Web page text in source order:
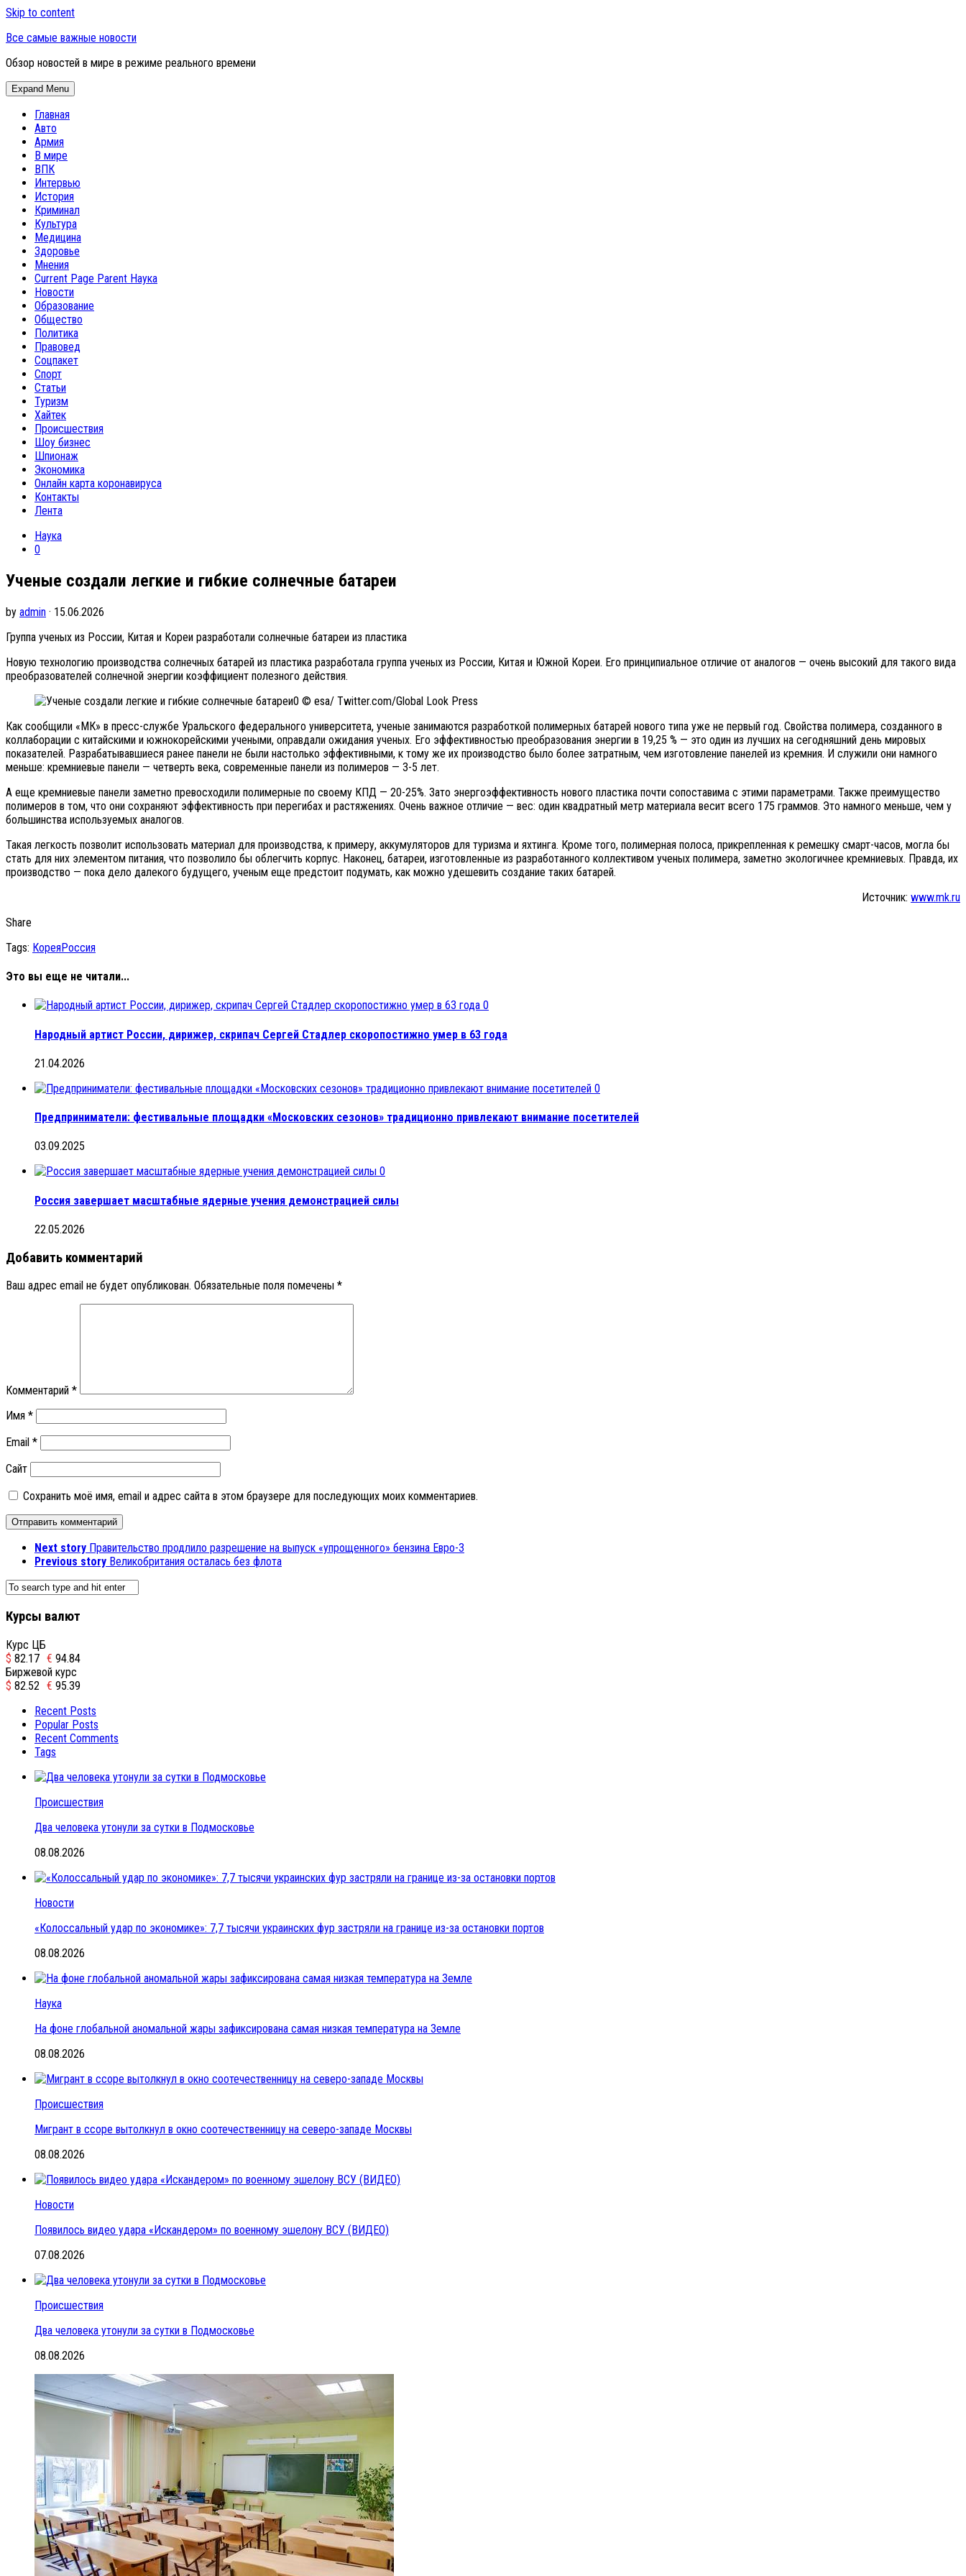
Skip to content
Все самые важные новости
Обзор новостей в мире в режиме реального времени
Expand Menu
Главная
Авто
Армия
В мире
ВПК
Интервью
История
Криминал
Культура
Медицина
Здоровье
Мнения
Current Page Parent Наука
Новости
Образование
Общество
Политика
Правовед
Соцпакет
Спорт
Статьи
Туризм
Хайтек
Происшествия
Шоу бизнес
Шпионаж
Экономика
Онлайн карта коронавируса
Контакты
Лента
Наука
0
Ученые создали легкие и гибкие солнечные батареи
by admin · 15.06.2026
Группа ученых из России, Китая и Кореи разработали солнечные батареи из пластика
Новую технологию производства солнечных батарей из пластика разработала группа ученых из России, Китая и Южной Кореи. Его принципиальное отличие от аналогов — очень высокий для такого вида
преобразователей солнечной энергии коэффициент полезного действия.
© esa/ Twitter.com/Global Look Press
Как сообщили «МК» в пресс-службе Уральского федерального университета, ученые занимаются разработкой полимерных батарей нового типа уже не первый год. Свойства полимера, созданного в
коллаборации с китайскими и южнокорейскими учеными, оправдали ожидания ученых. Его эффективностью преобразования энергии в 19,25 % — это один из лучших на сегодняшний день мировых
показателей. Разрабатывавшиеся ранее панели не были настолько эффективными, к тому же их производство было более затратным, чем изготовление панелей из кремния. И служили они намного
меньше: кремниевые панели — четверть века, современные панели из полимеров — 3-5 лет.
А еще кремниевые панели заметно превосходили полимерные по своему КПД — 20-25%. Зато энергоэффективность нового пластика почти сопоставима с этими параметрами. Также преимущество
полимеров в том, что они сохраняют эффективность при перегибах и растяжениях. Очень важное отличие — вес: один квадратный метр материала весит всего 175 граммов. Это намного меньше, чем у
большинства используемых аналогов.
Такая легкость позволит использовать материал для производства, к примеру, аккумуляторов для туризма и яхтинга. Кроме того, полимерная полоса, прикрепленная к ремешку смарт-часов, могла бы
стать для них элементом питания, что позволило бы облегчить корпус. Наконец, батареи, изготовленные из разработанного коллективом ученых полимера, заметно экологичнее кремниевых. Правда, их
производство — пока дело далекого будущего, ученым еще предстоит подумать, как можно удешевить создание таких батарей.
Источник: www.mk.ru
Share
Tags: КореяРоссия
Это вы еще не читали...
0
Народный артист России, дирижер, скрипач Сергей Стадлер скоропостижно умер в 63 года
21.04.2026
0
Предприниматели: фестивальные площадки «Московских сезонов» традиционно привлекают внимание посетителей
03.09.2025
0
Россия завершает масштабные ядерные учения демонстрацией силы
22.05.2026
Добавить комментарий
Ваш адрес email не будет опубликован. Обязательные поля помечены *
Комментарий *
Имя *
Email *
Сайт
Сохранить моё имя, email и адрес сайта в этом браузере для последующих моих комментариев.
Next story Правительство продлило разрешение на выпуск «упрощенного» бензина Евро-3
Previous story Великобритания осталась без флота
Курсы валют
Курс ЦБ
$ 82.17 € 94.84
Биржевой курс
$ 82.52 € 95.39
Recent Posts
Popular Posts
Recent Comments
Tags
Происшествия
Два человека утонули за сутки в Подмосковье
08.08.2026
Новости
«Колоссальный удар по экономике»: 7,7 тысячи украинских фур застряли на границе из-за остановки портов
08.08.2026
Наука
На фоне глобальной аномальной жары зафиксирована самая низкая температура на Земле
08.08.2026
Происшествия
Мигрант в ссоре вытолкнул в окно соотечественницу на северо-западе Москвы
08.08.2026
Новости
Появилось видео удара «Искандером» по военному эшелону ВСУ (ВИДЕО)
07.08.2026
Происшествия
Два человека утонули за сутки в Подмосковье
08.08.2026